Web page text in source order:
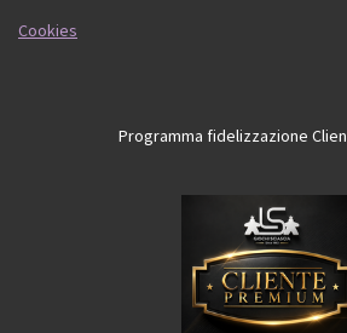
Cookies
Programma fidelizzazione